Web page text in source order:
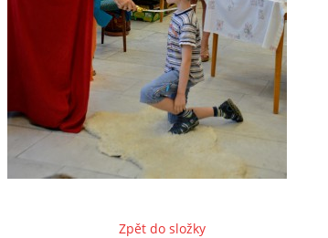
Zpět do složky